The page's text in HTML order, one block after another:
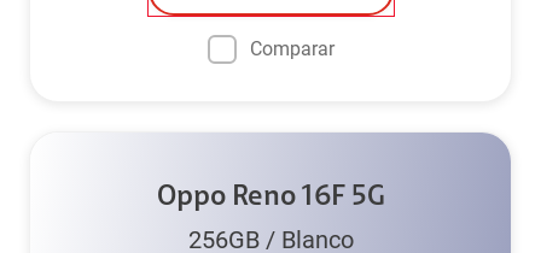
Comparar
Oppo Reno 16F 5G
256GB/ Blanco